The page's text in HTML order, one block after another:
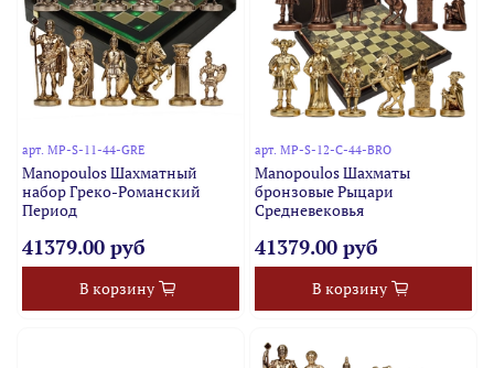
арт.MP-S-11-44-GRE
Manopoulos Шахматный
набор Греко-Романский
Период
41379.00 руб
В корзину
арт. MP-S-12-C-44-BRO
Manopoulos Шахматы
бронзовые Рыцари
Средневековья
41379.00 руб
В корзину